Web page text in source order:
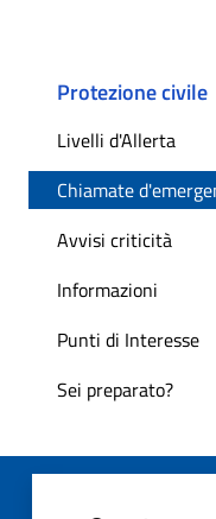
Protezione civile
Livelli d'Allerta
Chiamate
Avvisi criticità
Informazioni
Punti di Interesse
Sei preparato?